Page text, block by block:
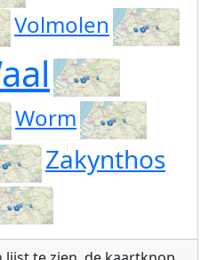
Volmolen
Worm
Zakynthos